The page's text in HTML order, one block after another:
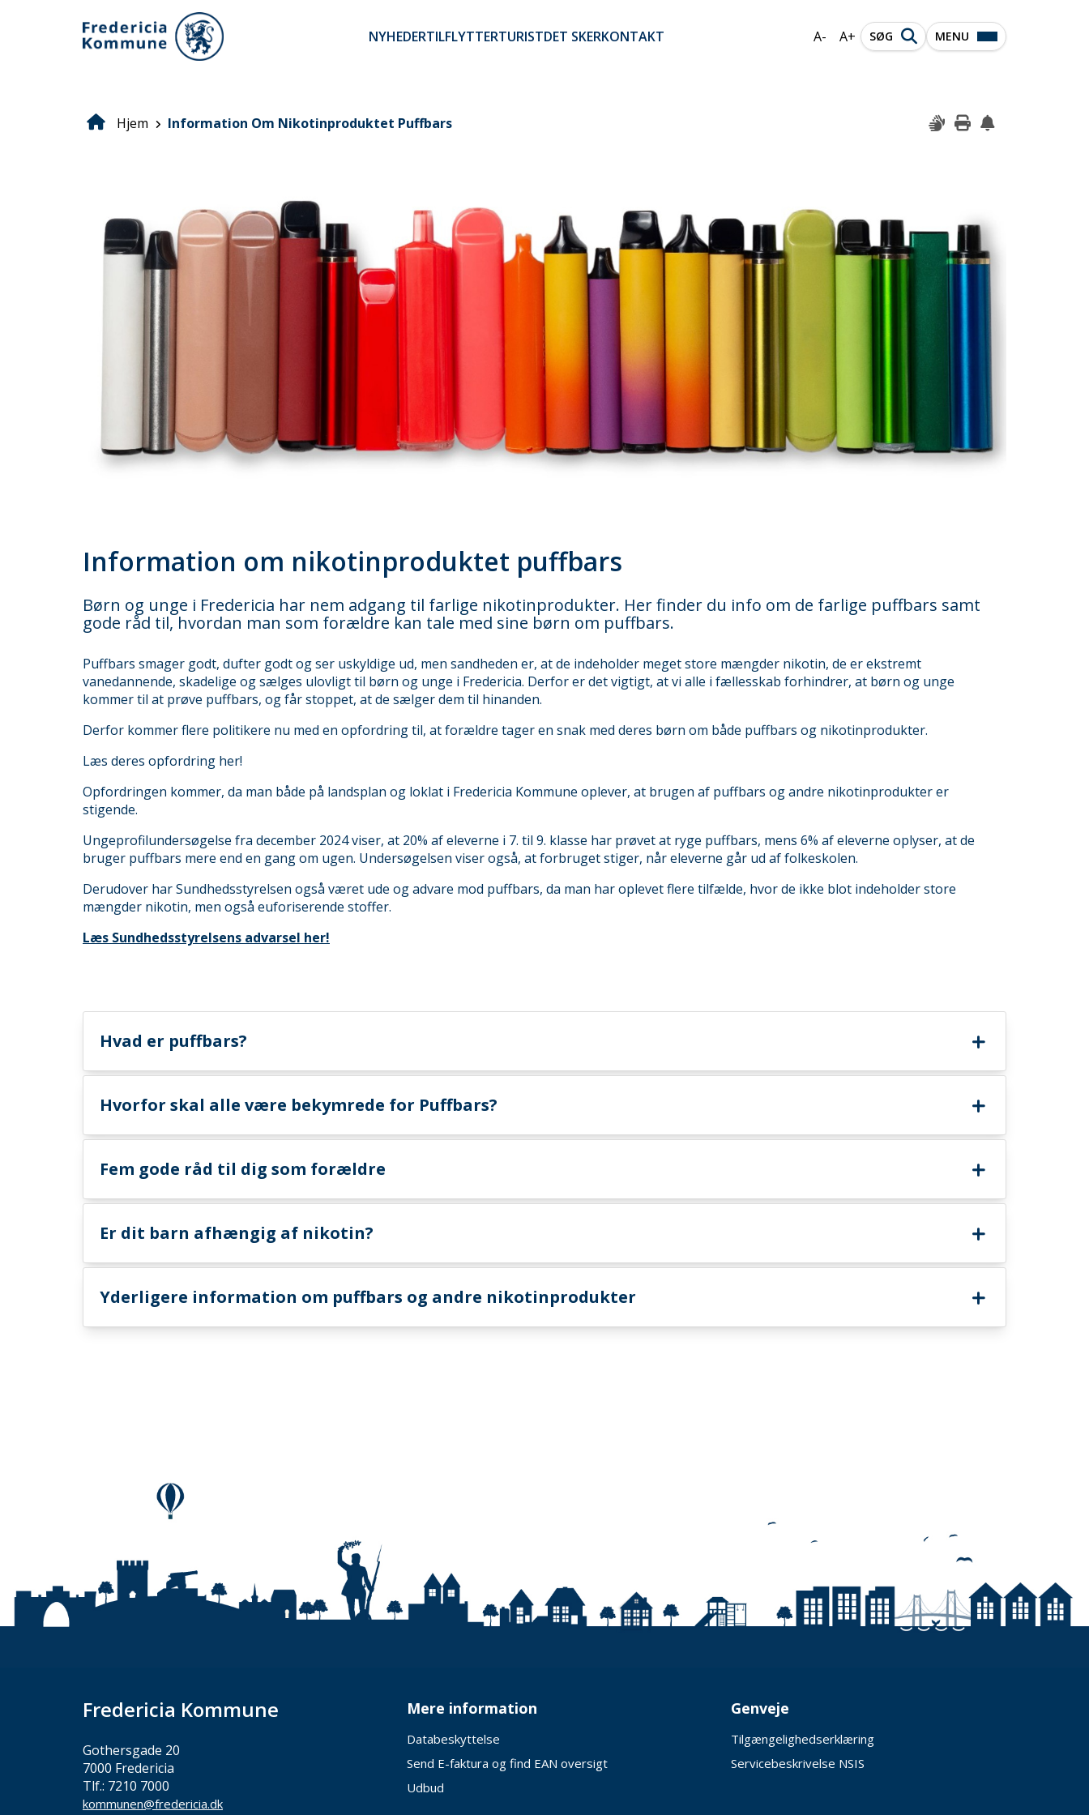
NYHEDERTILFLYTTERTURISTDET SKERKONTAKT A- A+ SØG MENU
Brødkrumme
Hjem Information Om Nikotinproduktet Puffbars
Information om nikotinproduktet puffbars
Børn og unge i Fredericia har nem adgang til farlige nikotinprodukter. Her finder du info om de farlige puffbars samt
gode råd til, hvordan man som forældre kan tale med sine børn om puffbars.
Puffbars smager godt, dufter godt og ser uskyldige ud, men sandheden er, at de indeholder meget store mængder nikotin, de er ekstremt
vanedannende, skadelige og sælges ulovligt til børn og unge i Fredericia. Derfor er det vigtigt, at vi alle i fællesskab forhindrer, at børn og unge
kommer til at prøve puffbars, og får stoppet, at de sælger dem til hinanden.
Derfor kommer flere politikere nu med en opfordring til, at forældre tager en snak med deres børn om både puffbars og nikotinprodukter.
Læs deres opfordring her!
Opfordringen kommer, da man både på landsplan og loklat i Fredericia Kommune oplever, at brugen af puffbars og andre nikotinprodukter er
stigende.
Ungeprofilundersøgelse fra december 2024 viser, at 20% af eleverne i 7. til 9. klasse har prøvet at ryge puffbars, mens 6% af eleverne oplyser, at de
bruger puffbars mere end en gang om ugen. Undersøgelsen viser også, at forbruget stiger, når eleverne går ud af folkeskolen.
Derudover har Sundhedsstyrelsen også været ude og advare mod puffbars, da man har oplevet flere tilfælde, hvor de ikke blot indeholder store
mængder nikotin, men også euforiserende stoffer.
Læs Sundhedsstyrelsens advarsel her!
Hvad er puffbars?
Hvorfor skal alle være bekymrede for Puffbars?
Fem gode råd til dig som forældre
Er dit barn afhængig af nikotin?
Yderligere information om puffbars og andre nikotinprodukter
Fredericia Kommune
Gothersgade 20
7000 Fredericia
Tlf.: 7210 7000
kommunen@fredericia.dk
Mere information
Databeskyttelse
Send E-faktura og find EAN oversigt
Udbud
Genveje
Tilgængelighedserklæring
Servicebeskrivelse NSIS